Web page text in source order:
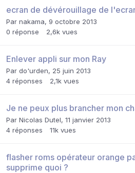
ecran de dévérouillage de
Par nakama, 9 octobre 2013
0 réponse 2,6k vues
Enlever appli sur mon Ray
Par do'urden, 25 juin 2013
4 réponses 2,1k vues
Je ne peux plus brancher mon
Par Nicolas Dutel, 11 janvier 2013
4 réponses 11k vues
flasher roms opérateur orange
supprime quoi ?